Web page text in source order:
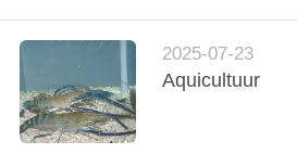
VIDEOS
ONGEVEER
ONS
2025-07-23
Aquicultuur